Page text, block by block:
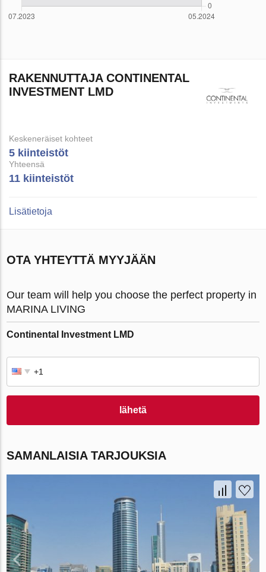
RAKENNUTTAJA CONTINENTAL
INVESTMENT LMD
Keskeneräiset kohteet
5 kiinteistöt
Yhteensä
11 kiinteistöt
Lisätietoja
OTA YHTEYTTÄ MYYJÄÄN
Our team will help you choose the perfect property in
MARINA LIVING
Continental Investment LMD
lähetä
SAMANLAISIA TARJOUKSIA